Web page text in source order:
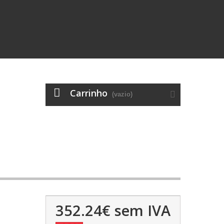
Carrinho (vazio)
352.24€ sem IVA